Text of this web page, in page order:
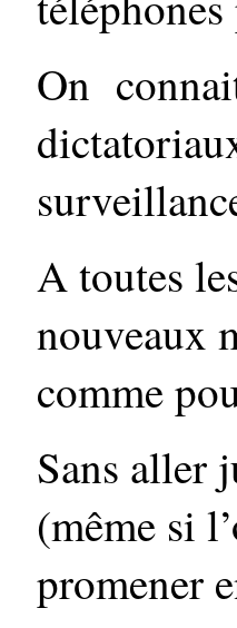
On
A toutes
nouveaux
comme
Sans aller
(même si
promener